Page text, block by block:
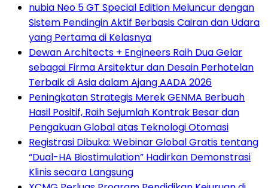
nubia Neo 5 GT Special Edition Meluncur dengan
Sistem Pendingin Aktif Berbasis Cairan dan Udara
yang Pertama di Kelasnya
Dewan Architects + Engineers Raih Dua Gelar
sebagai Firma Arsitektur dan Desain Perhotelan
Terbaik di Asia dalam Ajang AADA 2026
Peningkatan Strategis Merek GENMA Berbuah
Hasil Positif, Raih Sejumlah Kontrak Besar dan
Pengakuan Global atas Teknologi Otomasi
Registrasi Dibuka: Webinar Global Gratis tentang
“Dual-HA Biostimulation” Hadirkan Demonstrasi
Klinis secara Langsung